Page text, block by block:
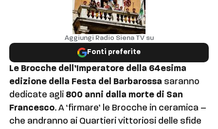
Aggiungi Radio Siena TV su
Fonti preferite
Le Brocche dell’Imperatore della 64esima
edizione della Festa del Barbarossa saranno
dedicate agli 800 anni dalla morte di San
Francesco. A ‘firmare’ le Brocche in ceramica –
che andranno ai Quartieri vittoriosi delle sfide